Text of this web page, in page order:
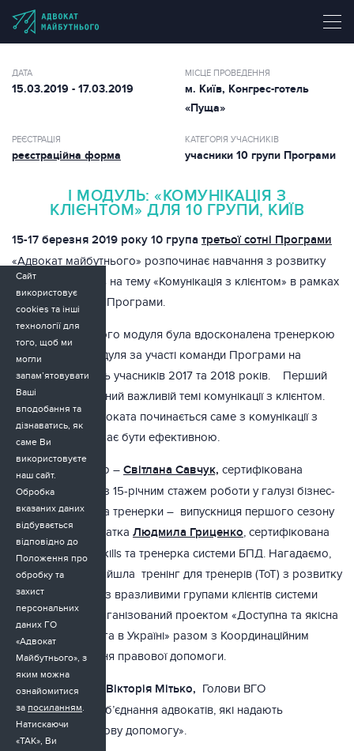
ДАТА
15.03.2019 - 17.03.2019
МІСЦЕ ПРОВЕДЕННЯ
м. Київ, Конгрес-готель
«Пуща»
РЕЄСТРАЦІЯ
реєстраційна форма
КАТЕГОРІЯ УЧАСНИКІВ
учасники 10 групи Програми
І МОДУЛЬ: «КОМУНІКАЦІЯ З
КЛІЄНТОМ» ДЛЯ 10 ГРУПИ, КИЇВ
15-17 березня 2019 року 10 група третьої сотні Програми
«Адвокат майбутнього» розпочинає навчання з розвитку
навичок soft skills на тему «Комунікація з клієнтом» в рамках
першого модуля Програми.
Програма першого модуля була вдосконалена тренеркою
та екпертами модуля за участі команди Програми на
підставі опитувань учасників 2017 та 2018 років. Перший
модуль присвячений важливій темі комунікації з клієнтом.
Адже робота адвоката починається саме з комунікації з
клієнтом, і вона має бути ефективною.
Тренерка модулю – Світлана Савчук, сертифікована
бізнес-тренерка з 15-річним стажем роботи у галузі бізнес-
освіти. Асистентка тренерки – випускниця першого сезону
Програми, адвокатка Людмила Гриценко, сертифікована
тренерка з soft skills та тренерка системи БПД. Нагадаємо,
що Людмила пройшла тренінг для тренерів (ТоТ) з розвитку
навичок роботи із вразливими групами клієнтів системи
БПД, який був організований проектом «Доступна та якісна
правова допомога в Україні» разом з Координаційним
центром з надання правової допомоги.
Експерт групи – Вікторія Мітько, Голови ВГО
«Всеукраїнське об’єднання адвокатів, які надають
безоплатну правову допомогу».
Сайт
використовує
cookies та інші
технології для
того, щоб ми
могли
запам’ятовувати
Ваші
вподобання та
дізнаватись, як
саме Ви
використовуєте
наш сайт.
Обробка
вказаних даних
відбувається
відповідно до
Положення про
обробку та
захист
персональних
даних ГО
«Адвокат
Майбутнього», з
яким можна
ознайомитися
за посиланням.
Натискаючи
«ТАК», Ви